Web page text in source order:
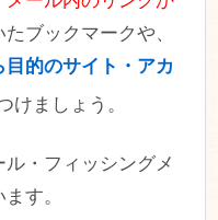
ブックマークや、
目的のサイト・アカ
けましょう。
・フィッシングメ
す。